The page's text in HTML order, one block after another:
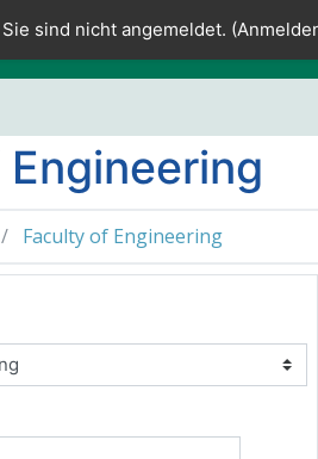
Sie sind nicht angemeldet. (
Faculty of Engineering